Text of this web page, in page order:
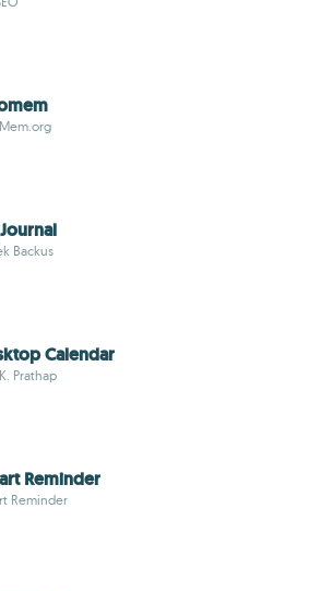
Backus
Calendar
Prathap
Reminder
Reminder